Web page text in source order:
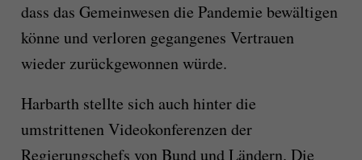
dass das Gemeinwesen die Pandemie bewältigen
könne und verloren gegangenes Vertrauen
wieder zurückgewonnen würde.
Harbarth stellte sich auch hinter die
umstrittenen Videokonferenzen der
Regierungschefs von Bund und Ländern. Die